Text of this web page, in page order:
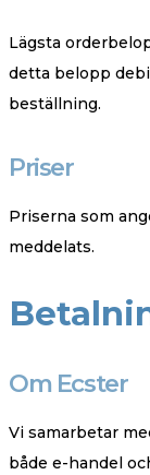
Lägsta
detta belopp
beställning.
Priser
Priserna som
meddelats.
Om Ecster
Vi samarbetar
både e-handel